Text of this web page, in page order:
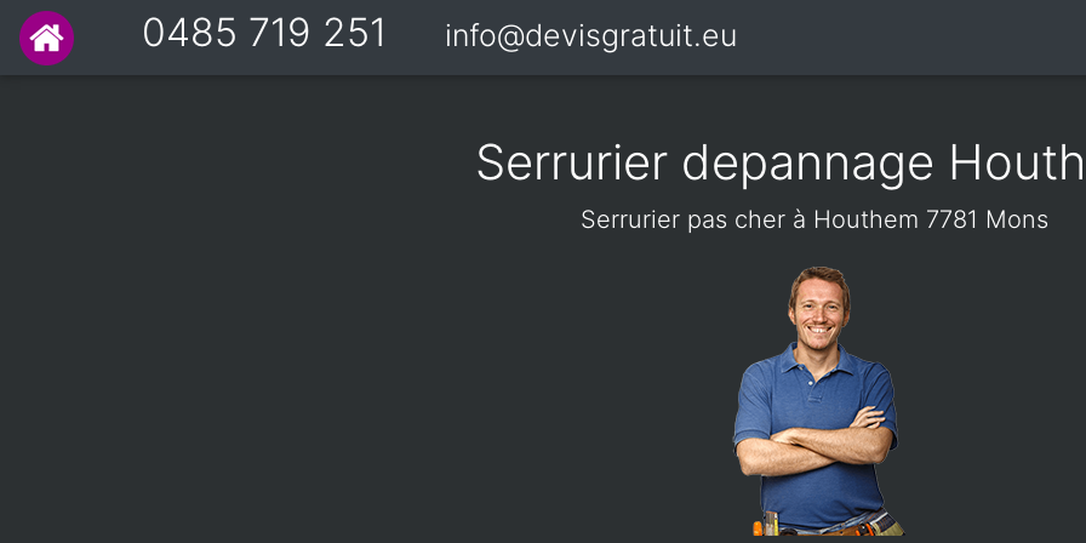
0485 719 251 info@devisgratuit.eu
Serrurier depannage
Serrurier pas cher à Houthem 7781 Mons